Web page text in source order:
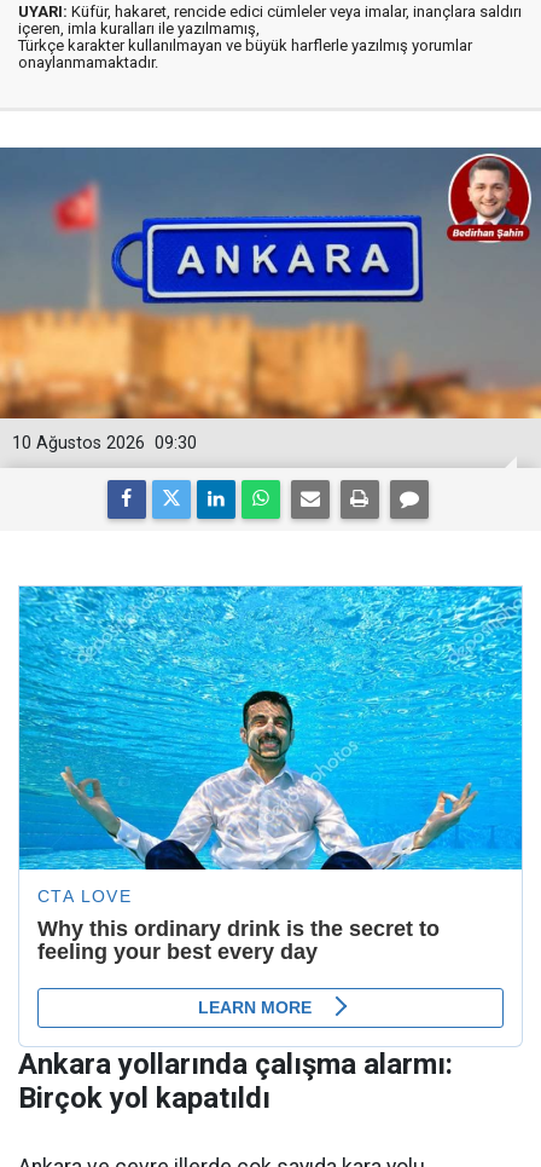
UYARI: Küfür, hakaret, rencide edici cümleler veya imalar, inançlara saldırı
içeren, imla kuralları ile yazılmamış,
Türkçe karakter kullanılmayan ve büyük harflerle yazılmış yorumlar
onaylanmamaktadır.
09:30
10 Ağustos 2026
Ankara yollarında çalışma alarmı:
Birçok yol kapatıldı